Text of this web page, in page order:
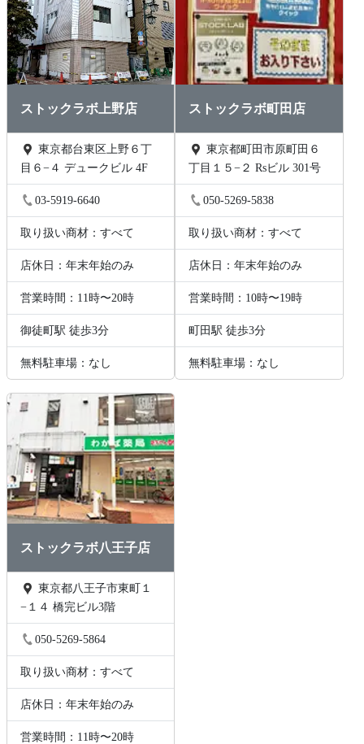
ストックラボ上野店
目６−４ デュークビル 4F
03-5919-6640
取り扱い商材：すべて
店休日：年末年始のみ
営業時間：11時〜20時
御徒町駅 徒歩3分
無料駐車場：なし
ストックラボ町田店
東京都町田市原町田６
丁目１５−２ Rsビル 301号
050-5269-5838
取り扱い商材：すべて
店休日：年末年始のみ
営業時間：10時〜19時
町田駅 徒歩3分
無料駐車場：なし
ストックラボ八王子店
−１４ 橋完ビル3階
050-5269-5864
取り扱い商材：すべて
店休日：年末年始のみ
営業時間：11時〜20時